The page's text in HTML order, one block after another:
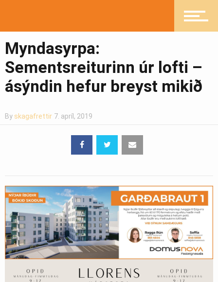
Myndasyrpa:
Sementsreiturinn úr lofti –
ásýndin hefur breyst mikið
By skagafrettir 7. apríl, 2019